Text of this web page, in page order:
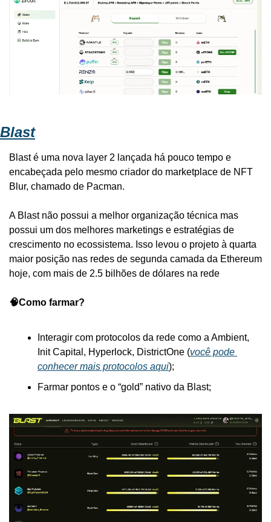
Blast
Blast é uma nova layer 2 lançada há pouco tempo e
encabeçada pelo mesmo criador do marketplace de NFT
Blur, chamado de Pacman.
A Blast não possui a melhor organização técnica mas
possui um dos melhores marketings e estratégias de
crescimento no ecossistema. Isso levou o projeto à quarta
maior posição nas redes de segunda camada da Ethereum
hoje, com mais de 2.5 bilhões de dólares na rede
🧠Como farmar?
Interagir com protocolos da rede como a Ambient,
Init Capital, Hyperlock, DistrictOne (você pode
conhecer mais protocolos aqui);
Farmar pontos e o “gold” nativo da Blast;